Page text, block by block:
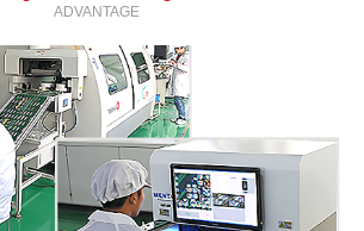
ADVANTAGE